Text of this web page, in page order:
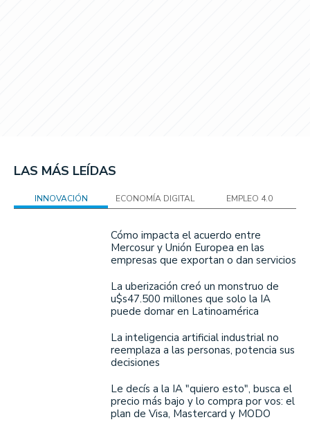
LAS MÁS LEÍDAS
INNOVACIÓN ECONOMÍA DIGITAL EMPLEO 4.0
Cómo impacta el acuerdo entre
Mercosur y Unión Europea en las
empresas que exportan o dan servicios
La uberización creó un monstruo de
u$s47.500 millones que solo la IA
puede domar en Latinoamérica
La inteligencia artificial industrial no
reemplaza a las personas, potencia sus
decisiones
Le decís a la IA "quiero esto", busca el
precio más bajo y lo compra por vos: el
plan de Visa, Mastercard y MODO